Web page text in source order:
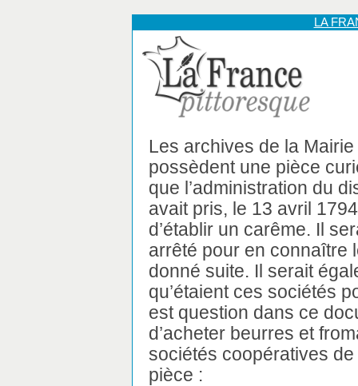
LA
Les archives de la Mairie
possèdent une pièce
que l’administration du
avait pris, le 13 avril
d’établir un carême. Il
arrêté pour en connaître
donné suite. Il serait
qu’étaient ces sociétés
est question dans ce
d’acheter beurres et
sociétés coopératives
pièce :